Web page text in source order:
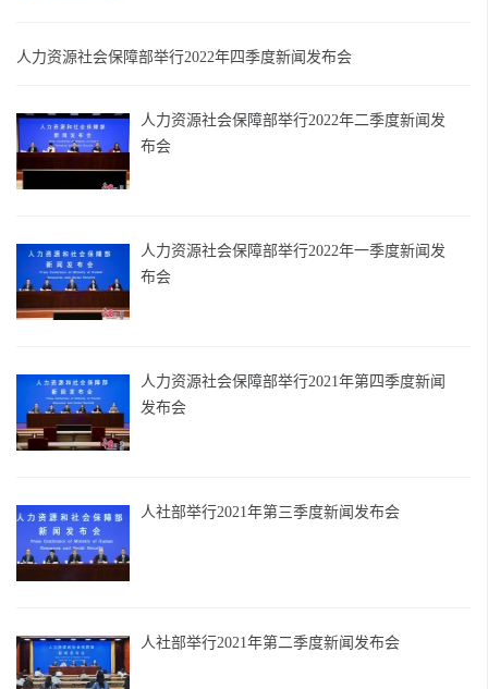
人力资源社会保障部举行2022年四季度新闻发布会
人力资源社会保障部举行2022年二季度新闻发
布会
人力资源社会保障部举行2022年一季度新闻发
布会
人力资源社会保障部举行2021年第四季度新闻
发布会
人社部举行2021年第三季度新闻发布会
人社部举行2021年第二季度新闻发布会